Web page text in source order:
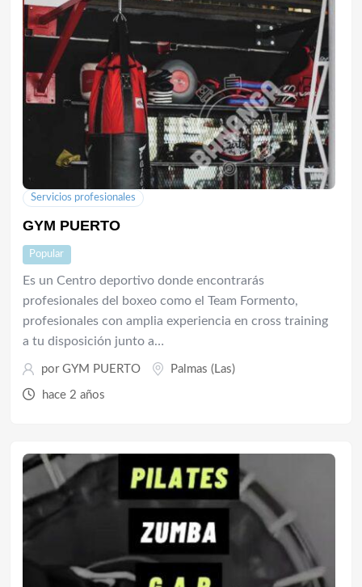
Servicios profesionales
GYM PUERTO
Popular
Es un Centro deportivo donde encontrarás
profesionales del boxeo como el Team Formento,
profesionales con amplia experiencia en cross training
a tu disposición junto a…
por GYM PUERTO Palmas (Las)
hace 2 años